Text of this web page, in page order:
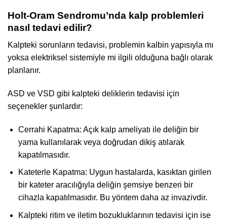
Holt-Oram Sendromu’nda kalp problemleri
nasıl tedavi edilir?
Kalpteki sorunların tedavisi, problemin kalbin yapısıyla mı
yoksa elektriksel sistemiyle mi ilgili olduğuna bağlı olarak
planlanır.
ASD ve VSD gibi kalpteki deliklerin tedavisi için
seçenekler şunlardır:
Cerrahi Kapatma: Açık kalp ameliyatı ile deliğin bir
yama kullanılarak veya doğrudan dikiş atılarak
kapatılmasıdır.
Kateterle Kapatma: Uygun hastalarda, kasıktan girilen
bir kateter aracılığıyla deliğin şemsiye benzeri bir
cihazla kapatılmasıdır. Bu yöntem daha az invazivdir.
Kalpteki ritim ve iletim bozukluklarının tedavisi için ise